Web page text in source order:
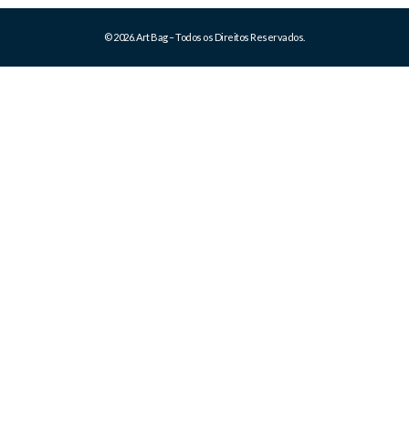
© 2026. Art Bag – Todos os Direitos Reservados.